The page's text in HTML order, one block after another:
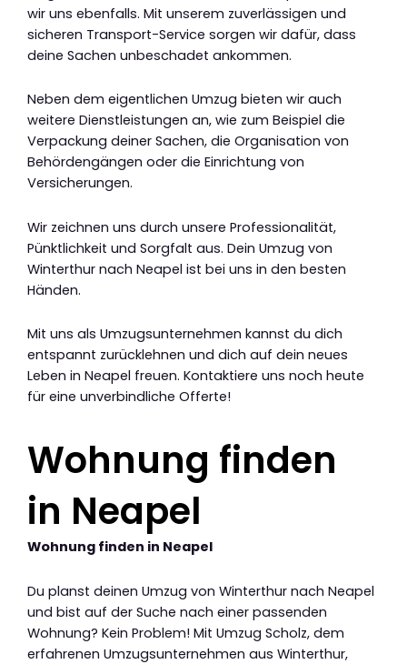
wir uns ebenfalls. Mit unserem zuverlässigen und
sicheren Transport-Service sorgen wir dafür, dass
deine Sachen unbeschadet ankommen.
Neben dem eigentlichen Umzug bieten wir auch
weitere Dienstleistungen an, wie zum Beispiel die
Verpackung deiner Sachen, die Organisation von
Behördengängen oder die Einrichtung von
Versicherungen.
Wir zeichnen uns durch unsere Professionalität,
Pünktlichkeit und Sorgfalt aus. Dein Umzug von
Winterthur nach Neapel ist bei uns in den besten
Händen.
Mit uns als Umzugsunternehmen kannst du dich
entspannt zurücklehnen und dich auf dein neues
Leben in Neapel freuen. Kontaktiere uns noch heute
für eine unverbindliche Offerte!
Wohnung finden
in Neapel
Wohnung finden in Neapel
Du planst deinen Umzug von Winterthur nach Neapel
und bist auf der Suche nach einer passenden
Wohnung? Kein Problem! Mit Umzug Scholz, dem
erfahrenen Umzugsunternehmen aus Winterthur,